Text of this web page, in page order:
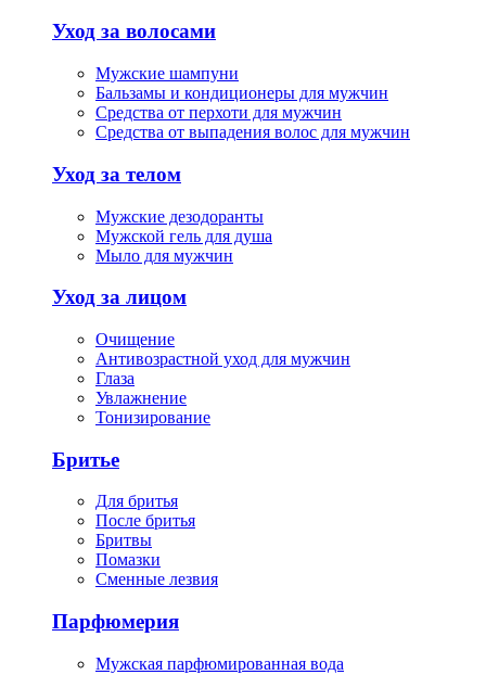
Уход за волосами
Мужские шампуни
Бальзамы и кондиционеры для мужчин
Средства от перхоти для мужчин
Средства от выпадения волос для мужчин
Уход за телом
Мужские дезодоранты
Мужской гель для душа
Мыло для мужчин
Уход за лицом
Очищение
Антивозрастной уход для мужчин
Глаза
Увлажнение
Тонизирование
Бритье
Для бритья
После бритья
Бритвы
Помазки
Сменные лезвия
Парфюмерия
Мужская парфюмированная вода